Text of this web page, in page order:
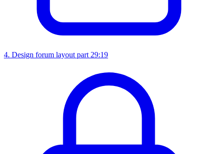
4. Design forum layout part 29:19